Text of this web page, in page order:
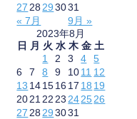
« 7月 9月 »
27 28 29 3031
2023年8月
日
月 火 水 木 金 土
1 2 3 4
5
6
7 8 9 1011 12
13 141516 17 18 19
2021 22 23 242526
27 28 29 3031